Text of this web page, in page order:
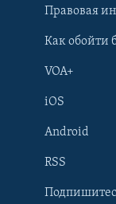
Learning English
Правовая
Как обойти
VOA+
iOS
Android
RSS